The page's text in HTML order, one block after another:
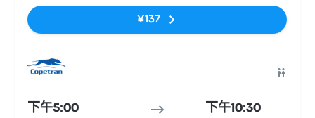
¥137
下午5:00 下午10:30